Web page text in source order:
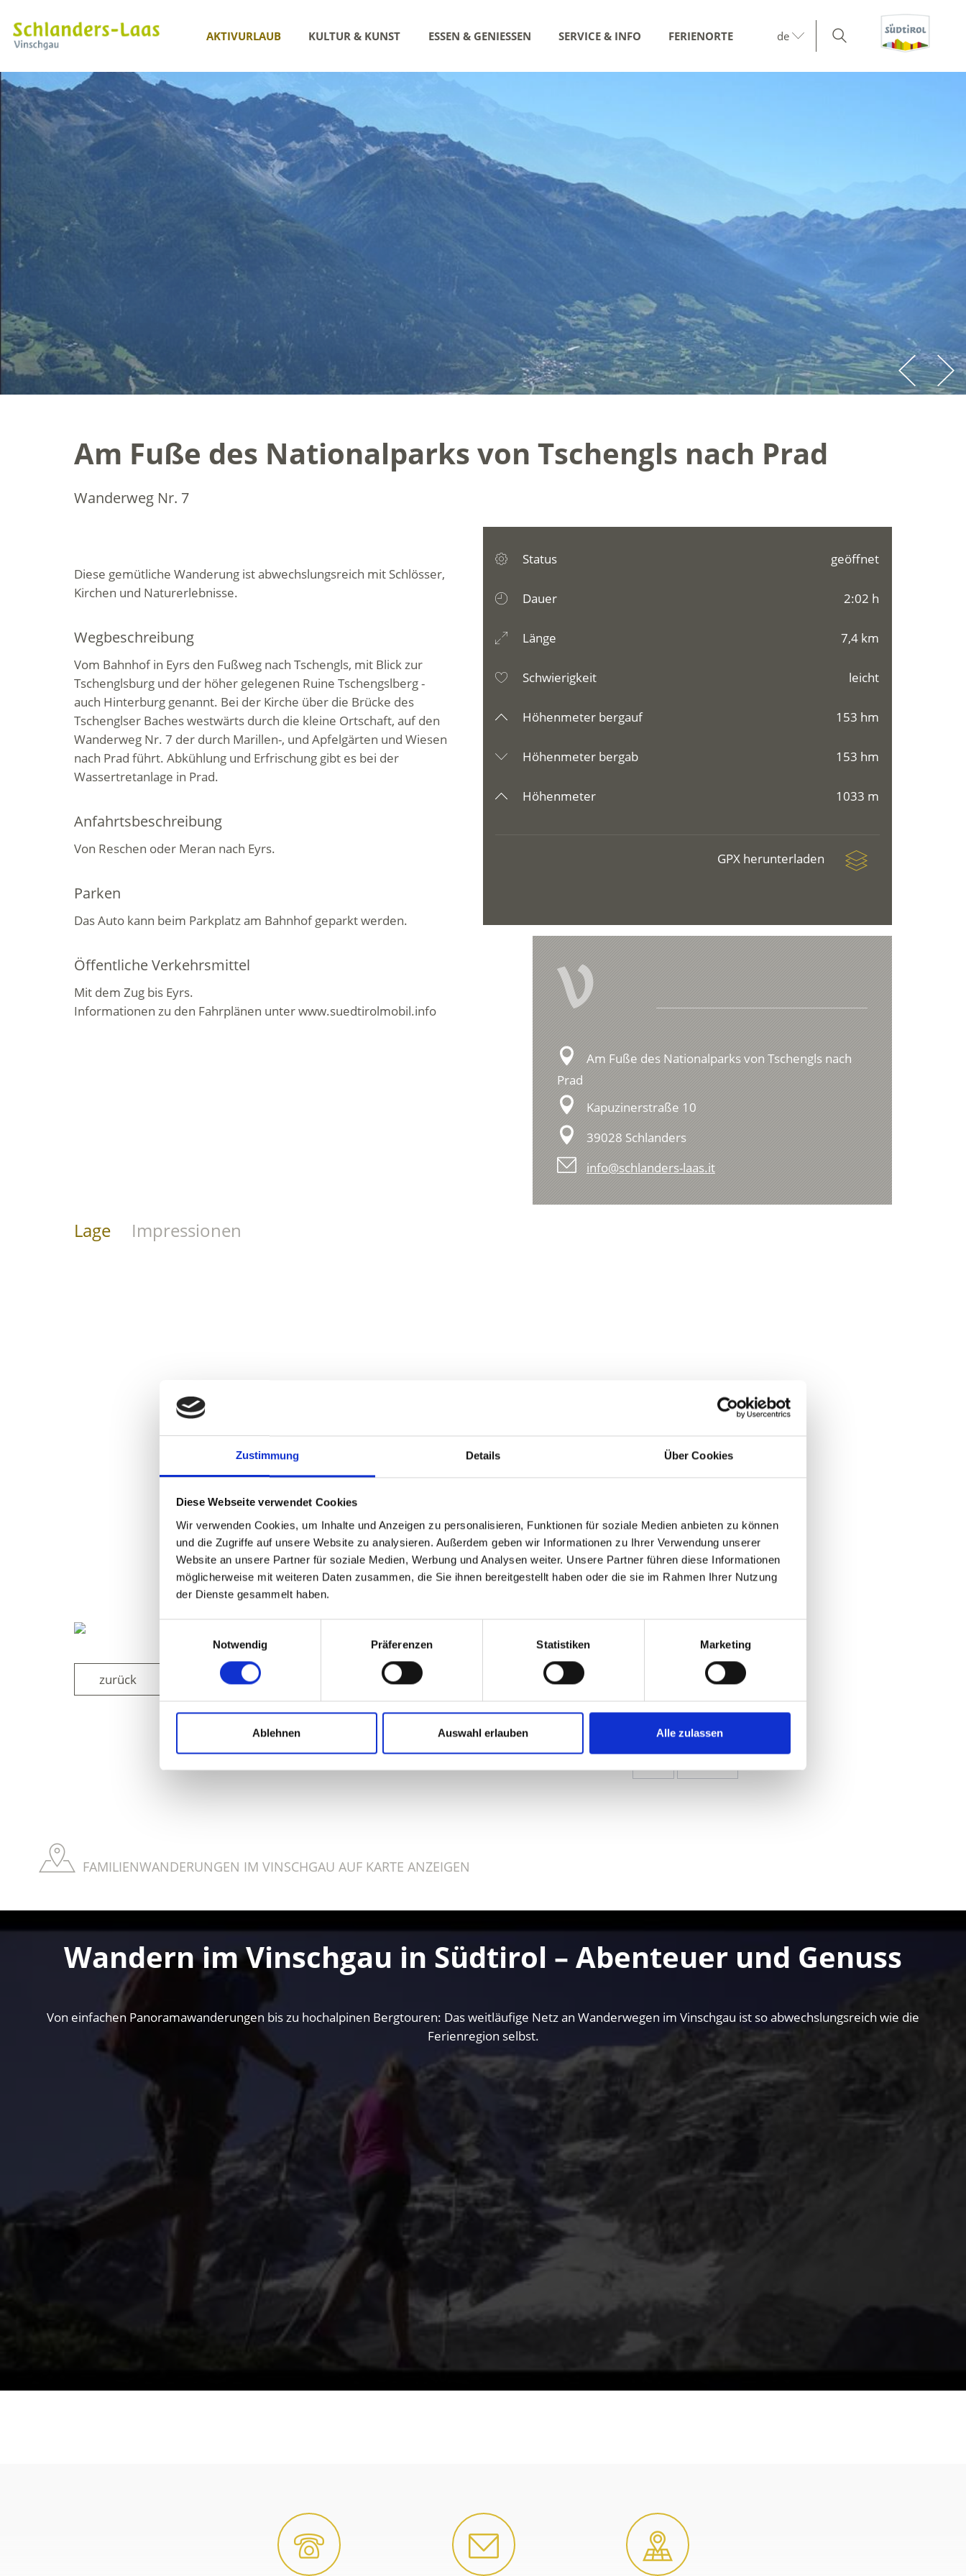
Zustimmung Details Über Cookies
Diese Webseite verwendet Cookies
Wir verwenden Cookies, um Inhalte und Anzeigen zu personalisieren, Funktionen für soziale Medien anbieten zu können
und die Zugriffe auf unsere Website zu analysieren. Außerdem geben wir Informationen zu Ihrer Verwendung unserer
Website an unsere Partner für soziale Medien, Werbung und Analysen weiter. Unsere Partner führen diese Informationen
möglicherweise mit weiteren Daten zusammen, die Sie ihnen bereitgestellt haben oder die sie im Rahmen Ihrer Nutzung
der Dienste gesammelt haben.
Notwendig
Präferenzen Statistiken Marketing
Ablehnen Auswahl erlauben Alle zulassen
AKTIVURLAUB KULTUR & KUNST ESSEN & GENIESSEN SERVICE & INFO FERIENORTE de
Am Fuße des Nationalparks von Tschengls nach Prad
Wanderweg Nr. 7
Diese gemütliche Wanderung ist abwechslungsreich mit Schlösser,
Kirchen und Naturerlebnisse.
Wegbeschreibung
Vom Bahnhof in Eyrs den Fußweg nach Tschengls, mit Blick zur
Tschenglsburg und der höher gelegenen Ruine Tschengslberg -
auch Hinterburg genannt. Bei der Kirche über die Brücke des
Tschenglser Baches westwärts durch die kleine Ortschaft, auf den
Wanderweg Nr. 7 der durch Marillen-, und Apfelgärten und Wiesen
nach Prad führt. Abkühlung und Erfrischung gibt es bei der
Wassertretanlage in Prad.
Anfahrtsbeschreibung
Von Reschen oder Meran nach Eyrs.
Parken
Das Auto kann beim Parkplatz am Bahnhof geparkt werden.
Öffentliche Verkehrsmittel
Mit dem Zug bis Eyrs.
Informationen zu den Fahrplänen unter www.suedtirolmobil.info
Status geöffnet
Dauer 2:02 h
Länge 7,4 km
Schwierigkeit leicht
Höhenmeter bergauf 153 hm
Höhenmeter bergab 153 hm
Höhenmeter 1033 m
GPX herunterladen
V
Am Fuße des Nationalparks von Tschengls nach
Prad
Kapuzinerstraße 10
39028 Schlanders
info@schlanders-laas.it
Lage Impressionen
zurück
FAMILIENWANDERUNGEN IM VINSCHGAU AUF KARTE ANZEIGEN
Wandern im Vinschgau in Südtirol – Abenteuer und Genuss
Von einfachen Panoramawanderungen bis zu hochalpinen Bergtouren: Das weitläufige Netz an Wanderwegen im Vinschgau ist so abwechslungsreich wie die
Ferienregion selbst.